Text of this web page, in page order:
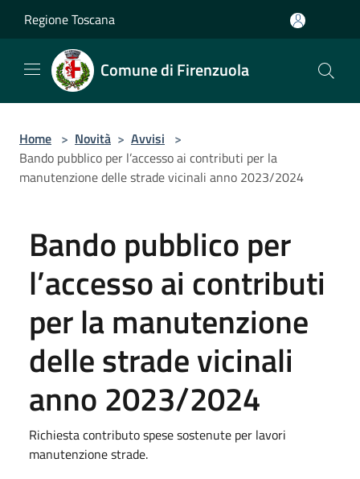
Regione Toscana
Comune di Firenzuola
Home > Novità > Avvisi >
Bando pubblico per l’accesso ai contributi per la
manutenzione delle strade vicinali anno 2023/2024
Bando pubblico per
l’accesso ai contributi
per la manutenzione
delle strade vicinali
anno 2023/2024
Richiesta contributo spese sostenute per lavori
manutenzione strade.